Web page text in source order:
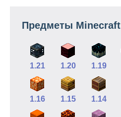
Предметы Minecraft
1.21 1.20 1.19
1.16 1.15 1.14